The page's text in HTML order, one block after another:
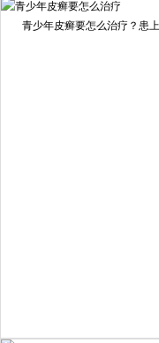
擅长：住院部主任 【个人简介】
青少年皮癣要怎么治疗？患上